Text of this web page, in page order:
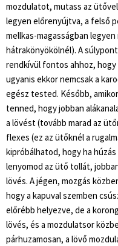
mozdulatot, mutass az
legyen előrenyújtva, a felső
mellkas-magasságban
hátrakönyökölnél). A
rendkívül fontos ahhoz,
ugyanis ekkor nemcsak a
egész tested. Később,
tenned, hogy jobban
a lövést (tovább marad az
flexes (ez az ütőknél a
kipróbálhatod, hogy ha
lenyomod az ütő tollát,
lövés. A jégen, mozgás
hogy a kapuval szemben
előrébb helyezve, de a
lövés, és a mozdulatsor
párhuzamosan, a lövő